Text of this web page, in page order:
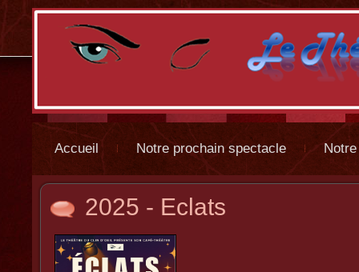
Accueil Notre prochain spectacle
2025 - Eclats